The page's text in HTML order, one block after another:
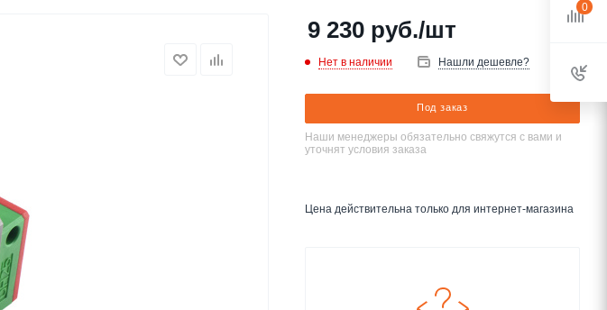
9 230 руб./шт
Нет в наличии Нашли дешевле?
Под заказ
Наши менеджеры обязательно свяжутся с вами и
уточнят условия заказа
Цена действительна только для интернет-магазина
0